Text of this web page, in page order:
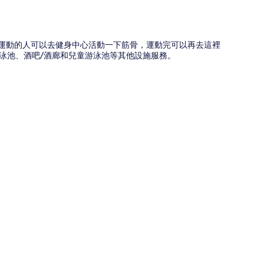
的人可以去健身中心活動一下筋骨，運動完可以再去這裡
池、酒吧/酒廊和兒童游泳池等其他設施服務。